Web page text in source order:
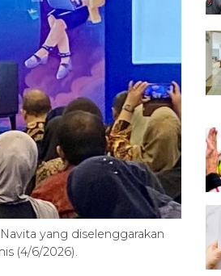
yang diselenggarakan
(4/6/2026).